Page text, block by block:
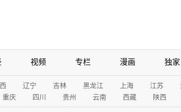
视频 专栏 漫画 独家
辽宁 吉林 黑龙江 上海 江苏
重庆 四川 贵州 云南 西藏 陕西